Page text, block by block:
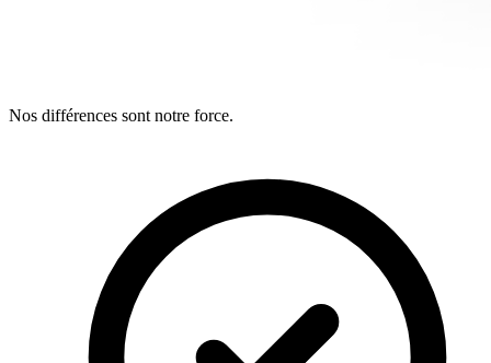
Nos différences sont notre force.